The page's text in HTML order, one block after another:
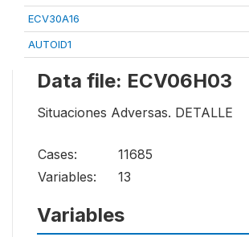
ECV30A16
AUTOID1
Data file: ECV06H03
Situaciones Adversas. DETALLE
Cases:
11685
Variables:
13
Variables